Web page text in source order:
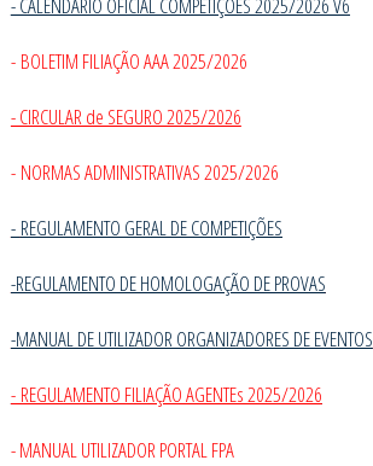
- CALENDÁRIO OFICIAL COMPETIÇÕES 2025/2026 V6
- BOLETIM FILIAÇÃO AAA 2025/2026
- CIRCULAR de SEGURO 2025/2026
- NORMAS ADMINISTRATIVAS 2025/2026
- REGULAMENTO GERAL DE COMPETIÇÕES
-REGULAMENTO DE HOMOLOGAÇÃO DE PROVAS
-MANUAL DE UTILIZADOR ORGANIZADORES DE EVENTOS
- REGULAMENTO FILIAÇÃO AGENTEs 2025/2026
- MANUAL UTILIZADOR PORTAL FPA